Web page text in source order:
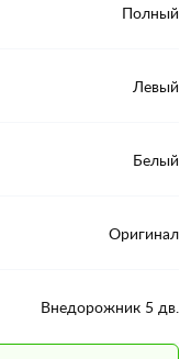
Полный
Левый
Белый
Оригинал
Внедорожник 5 дв.